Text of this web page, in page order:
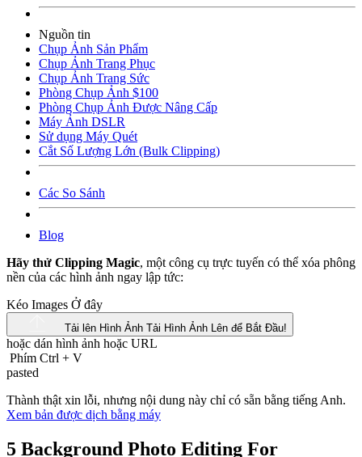
Nguồn tin
Chụp Ảnh Sản Phẩm
Chụp Ảnh Trang Phục
Chụp Ảnh Trang Sức
Phòng Chụp Ảnh $100
Phòng Chụp Ảnh Được Nâng Cấp
Máy Ảnh DSLR
Sử dụng Máy Quét
Cắt Số Lượng Lớn (Bulk Clipping)
Các So Sánh
Blog
Hãy thử Clipping Magic, một công cụ trực tuyến có thể xóa phông
nền của các hình ảnh ngay lập tức:
Kéo Images Ở đây
Tải lên Hình Ảnh Tải Hình Ảnh Lên để Bắt Đầu!
hoặc dán hình ảnh hoặc URL
Phím Ctrl + V
pasted
Thành thật xin lỗi, nhưng nội dung này chỉ có sẵn bằng tiếng Anh.
Xem bản được dịch bằng máy
5 Background Photo Editing For